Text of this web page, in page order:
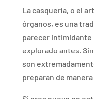
La casquería, o el
órganos, es una
parecer intimidante
explorado antes.
son
preparan de